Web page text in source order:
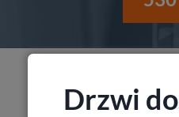
Produkty z
Drzwi